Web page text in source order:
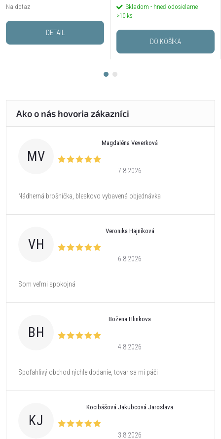
Na dotaz
DETAIL
Skladom - hneď odosielame
>10 ks
DO KOŠÍKA
MV
Magdaléna Veverková
7.8.2026
Nádherná brošnička, bleskovo vybavená objednávka
VH
Veronika Hajníková
6.8.2026
Som veľmi spokojná
BH
Božena Hlinkova
4.8.2026
Spoľahlivý obchod rýchle dodanie, tovar sa mi páči
KJ
Kocibášová Jakubcová Jaroslava
3.8.2026